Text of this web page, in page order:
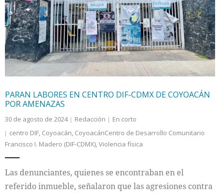
Colaboradores
Internacional
Cultura
PARAN LABORES EN CENTRO DIF-CDMX DE COYOACÁN
POR AMENAZAS
30 de agosto de 2024 Redacción
En corto
centro DIF, Coyoacán, CoyoacánCentro de Desarrollo Comunitario
Francisco I. Madero (DIF-CDMX),Violencia física
Las denunciantes, quienes se encontraban en el
referido inmueble, señalaron que las agresiones contra